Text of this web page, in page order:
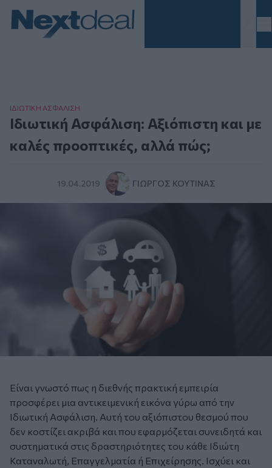
ΙΔΙΩΤΙΚΗ ΑΣΦAΛΙΣΗ
Ιδιωτική Ασφάλιση: Αξιόπιστη και με
καλές προοπτικές, αλλά πώς;
19.04.2019 ΓΙΏΡΓΟΣ ΚΟΥΤΊΝΑΣ
Είναι γνωστό πως η διεθνής πρακτική εμπειρία
προσφέρει μια αντικειμενική εικόνα γύρω από την
Ιδιωτική Ασφάλιση. Αυτή του αξιόπιστου θεσμού που
δεν κοστίζει ακριβά και που εφαρμόζεται συνειδητά και
συστηματικά στις δραστηριότητες του κάθε Ιδιώτη
Καταναλωτή, Επαγγελματία ή Επιχείρησης. Ισχύει και